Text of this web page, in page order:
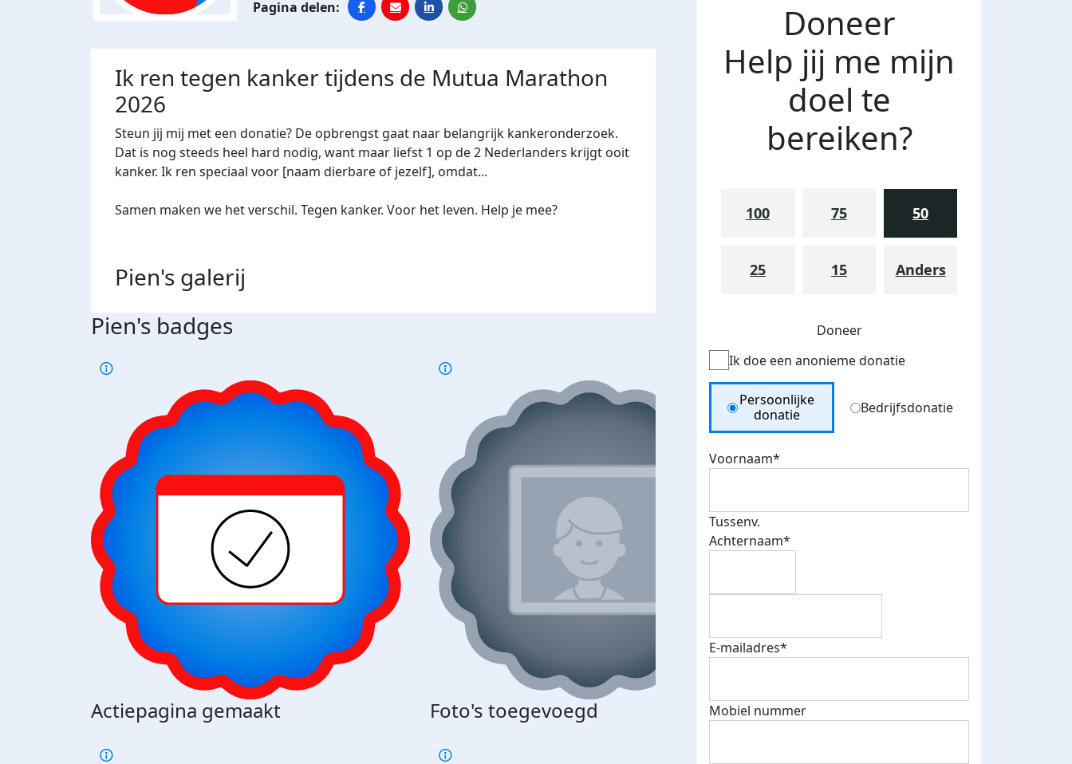
Ik ren tegen kanker tijdens de Mutua Marathon
2026
Steun jij mij met een donatie? De opbrengst gaat naar belangrijk kankeronderzoek.
Dat is nog steeds heel hard nodig, want maar liefst 1 op de 2 Nederlanders krijgt ooit
kanker. Ik ren speciaal voor [naam dierbare of jezelf], omdat...
Samen maken we het verschil. Tegen kanker. Voor het leven. Help je mee?
Pien's galerij
Pien's badges
Actiepagina gemaakt Foto's toegevoegd E-mails verstuurd
€500 euro opgehaald: t-shirt
Doneer
Help jij me mijn
doel te
bereiken?
100 75 50
25 15 Anders
Doneer
Ik doe een anonieme donatie
Donation Type
Persoonlijke
donatie
Bedrijfsdonatie
Voornaam*
Tussenv.
Achternaam*
E-mailadres*
Mobiel nummer